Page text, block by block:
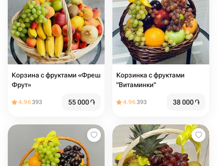
Корзина с фруктами «Фреш
Фрут»
4.96393 55 000֏
Корзинка с фруктами
"Витаминки"
4.96393 38 000֏